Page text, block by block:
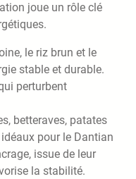
joue un rôle clé
le riz brun et le
stable et durable.
perturbent
betteraves, patates
pour le Dantian
issue de leur
la stabilité.